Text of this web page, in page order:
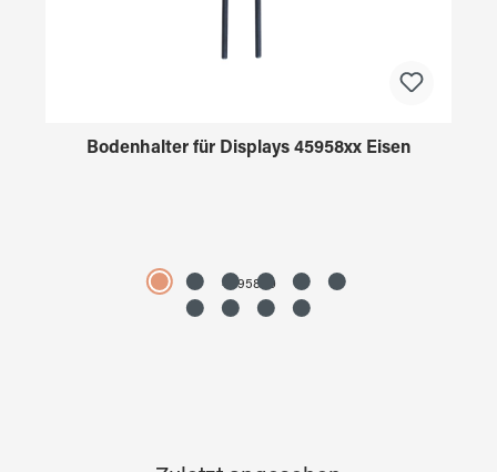
Bodenhalter für Displays 45958xx Eisen
4595890